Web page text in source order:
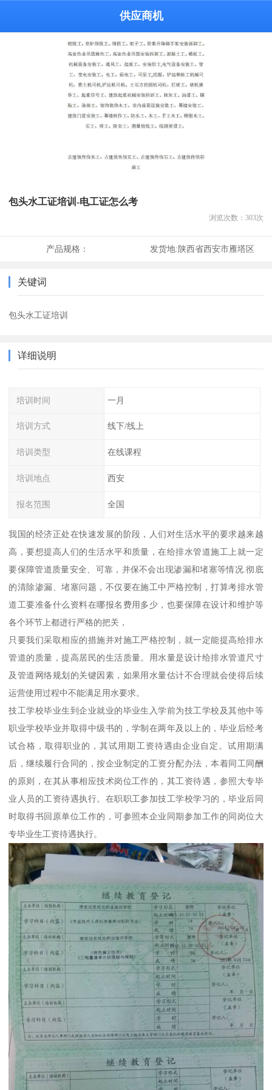
供应商机
包头水工证培训-电工证怎么考
浏览次数： 303次
产品规格： 发货地:陕西省西安市雁塔区
关键词
包头水工证培训
详细说明
培训时间 一月
培训方式 线下/线上
培训类型 在线课程
培训地点 西安
报名范围 全国
我国的经济正处在快速发展的阶段，人们对生活水平的要求越来越
高，要想提高人们的生活水平和质量，在给排水管道施工上就一定
要保障管道质量安全、可靠，并保不会出现渗漏和堵塞等情况.彻底
的清除渗漏、堵塞问题，不仅要在施工中严格控制，打算考排水管
道工要准备什么资料在哪报名费用多少，也要保障在设计和维护等
各个环节上都进行严格的把关，
只要我们采取相应的措施并对施工严格控制，就一定能提高给排水
管道的质量，提高居民的生活质量。用水量是设计给排水管道尺寸
及管道网络规划的关键因素，如果用水量估计不合理就会使得后续
运营使用过程中不能满足用水要求。
技工学校毕业生到企业就业的毕业生入学前为技工学校及其他中等
职业学校毕业并取得中级书的，学制在两年及以上的，毕业后经考
试合格，取得职业的，其试用期工资待遇由企业自定。试用期满
后，继续履行合同的，按企业制定的工资分配办法，本着同工同酬
的原则，在其从事相应技术岗位工作的，其工资待遇，参照大专毕
业人员的工资待遇执行。在职职工参加技工学校学习的，毕业后同
时取得书回原单位工作的，可参照本企业同期参加工作的同岗位大
专毕业生工资待遇执行。